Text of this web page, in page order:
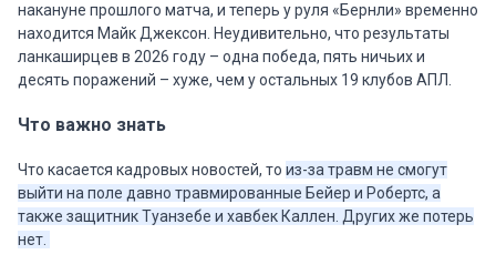
накануне прошлого матча, и теперь у руля «Бернли» временно
находится Майк Джексон. Неудивительно, что результаты
ланкаширцев в 2026 году – одна победа, пять ничьих и
десять поражений – хуже, чем у остальных 19 клубов АПЛ.
Что важно знать
Что касается кадровых новостей, то из-за травм не смогут
выйти на поле давно травмированные Бейер и Робертс, а
также защитник Туанзебе и хавбек Каллен. Других же потерь
нет.